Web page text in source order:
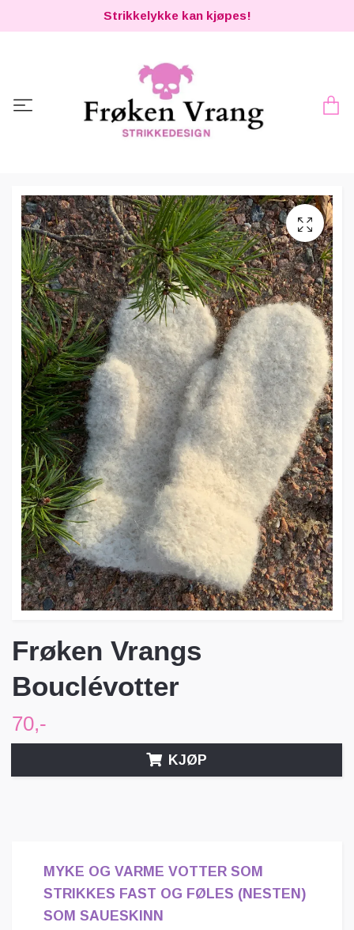
Strikkelykke kan kjøpes!
Frøken Vrangs
Bouclévotter
70,-
KJØP
MYKE OG VARME VOTTER SOM
STRIKKES FAST OG FØLES (NESTEN)
SOM SAUESKINN